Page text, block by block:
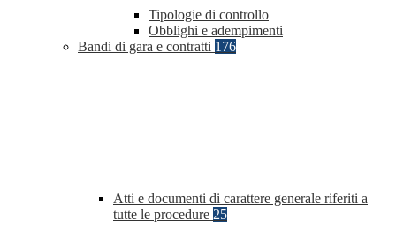
Tipologie di controllo
Obblighi e adempimenti
Bandi di gara e contratti 176
Atti e documenti di carattere generale riferiti a
tutte le procedure 25